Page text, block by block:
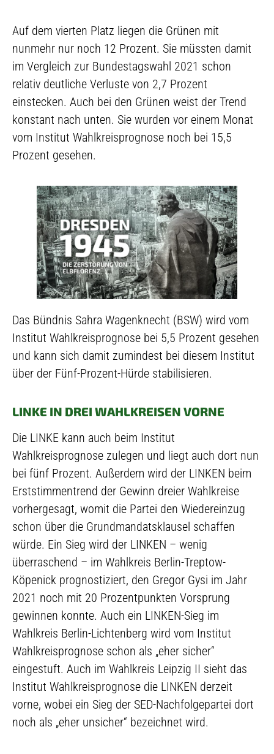
Auf dem vierten Platz liegen die Grünen mit
nunmehr nur noch 12 Prozent. Sie müssten damit
im Vergleich zur Bundestagswahl 2021 schon
relativ deutliche Verluste von 2,7 Prozent
einstecken. Auch bei den Grünen weist der Trend
konstant nach unten. Sie wurden vor einem Monat
vom Institut Wahlkreisprognose noch bei 15,5
Prozent gesehen.
Das Bündnis Sahra Wagenknecht (BSW) wird vom
Institut Wahlkreisprognose bei 5,5 Prozent gesehen
und kann sich damit zumindest bei diesem Institut
über der Fünf-Prozent-Hürde stabilisieren.
LINKE IN DREI WAHLKREISEN VORNE
Die LINKE kann auch beim Institut
Wahlkreisprognose zulegen und liegt auch dort nun
bei fünf Prozent. Außerdem wird der LINKEN beim
Erststimmentrend der Gewinn dreier Wahlkreise
vorhergesagt, womit die Partei den Wiedereinzug
schon über die Grundmandatsklausel schaffen
würde. Ein Sieg wird der LINKEN – wenig
überraschend – im Wahlkreis Berlin-Treptow-
Köpenick prognostiziert, den Gregor Gysi im Jahr
2021 noch mit 20 Prozentpunkten Vorsprung
gewinnen konnte. Auch ein LINKEN-Sieg im
Wahlkreis Berlin-Lichtenberg wird vom Institut
Wahlkreisprognose schon als „eher sicher“
eingestuft. Auch im Wahlkreis Leipzig II sieht das
Institut Wahlkreisprognose die LINKEN derzeit
vorne, wobei ein Sieg der SED-Nachfolgepartei dort
noch als „eher unsicher“ bezeichnet wird.